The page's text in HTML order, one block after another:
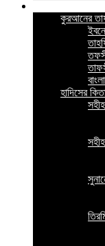
কুরআনের
হাদিসের